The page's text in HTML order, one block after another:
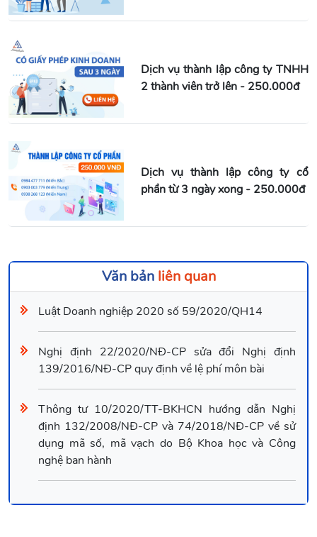
Dịch vụ thành lập công ty TNHH
2 thành viên trở lên - 250.000đ
Dịch vụ thành lập công ty cổ
phần từ 3 ngày xong - 250.000đ
Văn bảnliên quan
Luật Doanh nghiệp 2020 số 59/2020/QH14
Nghị định 22/2020/NĐ-CP sửa đổi Nghị định
139/2016/NĐ-CP quy định về lệ phí môn bài
Thông tư 10/2020/TT-BKHCN hướng dẫn Nghị
định 132/2008/NĐ-CP và 74/2018/NĐ-CP về sử
dụng mã số, mã vạch do Bộ Khoa học và Công
nghệ ban hành